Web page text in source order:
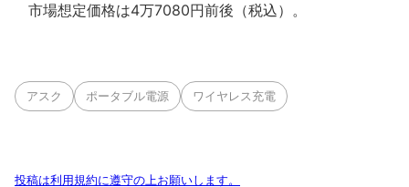
市場想定価格は4万7080円前後（税込）。
アスク ポータブル電源 ワイヤレス充電